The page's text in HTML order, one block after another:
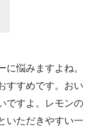
悩みますよね。
すすめです。おい
ですよ。レモンの
いただきやすい一